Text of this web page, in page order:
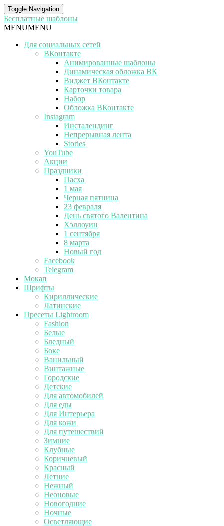
Toggle Navigation
Бесплатные шаблоны
MENUMENU
Для социальных сетей
ВКонтакте
Анимированные шаблоны
Динамическая обложка ВК
Виджет ВКонтакте
Карточки товара
Набор
Обложка ВКонтакте
Instagram
Инсталендинг
Непрерывная лента
Stories
YouTube
Акции
Праздники
Пасха
1 мая
Черная пятница
23 февраля
День святого Валентина
Хэллоуин
1 сентября
8 марта
Новый год
Facebook
Telegram
Мокап
Шрифты
Кириллические
Латинские
Пресеты Lightroom
Fashion
Белые
Бледный
Боке
Ванильный
Винтажные
Городские
Детские
Для автомобилей
Для еды
Для Интерьера
Для кожи
Для путешествий
Зимние
Клубные
Коричневый
Красный
Летние
Нежный
Неоновые
Новогодние
Ночные
Осветляющие